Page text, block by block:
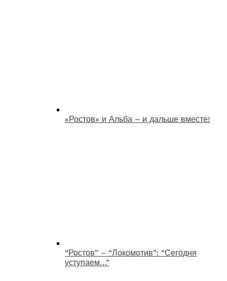
«Ростов» и Альба – и дальше вместе!
“Ростов” – “Локомотив”: “Сегодня
уступаем…”